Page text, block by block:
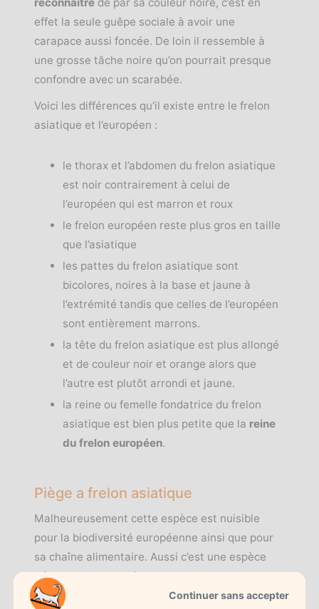
effet la seule guêpe sociale à avoir une
carapace aussi foncée. De loin il ressemble à
une grosse tâche noire qu’on pourrait presque
confondre avec un scarabée.
Voici les différences qu’il existe entre le frelon
asiatique et l’européen :
le thorax et l’abdomen du frelon asiatique
est noir contrairement à celui de
l’européen qui est marron et roux
le frelon européen reste plus gros en taille
que l’asiatique
les pattes du frelon asiatique sont
bicolores, noires à la base et jaune à
l’extrémité tandis que celles de l’européen
sont entièrement marrons.
la tête du frelon asiatique est plus allongé
et de couleur noir et orange alors que
l’autre est plutôt arrondi et jaune.
la reine ou femelle fondatrice du frelon
asiatique est bien plus petite que la reine
du frelon européen.
Piège a frelon asiatique
Malheureusement cette espèce est nuisible
pour la biodiversité européenne ainsi que pour
sa chaîne alimentaire. Aussi c’est une espèce
très agressive et très invasive pour l’homme
c’est pourquoi nous allons vous présenter
Continuer sans accepter